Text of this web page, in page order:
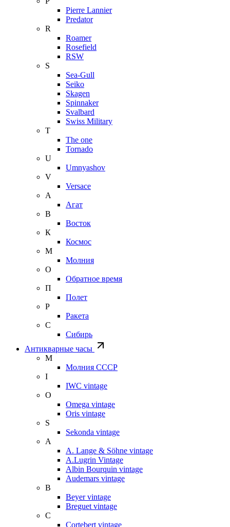
Pierre Lannier
Predator
R
Roamer
Rosefield
RSW
S
Sea-Gull
Seiko
Skagen
Spinnaker
Svalbard
Swiss Military
T
The one
Tornado
U
Umnyashov
V
Versace
А
Агат
В
Восток
К
Космос
М
Молния
О
Обратное время
П
Полет
Р
Ракета
С
Сибирь
Антикварные часы
М
Молния СССР
I
IWC vintage
O
Omega vintage
Oris vintage
S
Sekonda vintage
A
A. Lange & Söhne vintage
A.Lugrin Vintage
Albin Bourquin vintage
Audemars vintage
B
Beyer vintage
Breguet vintage
C
Cortebert vintage